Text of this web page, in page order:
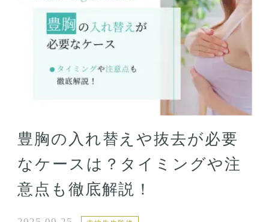
豊胸の入れ替えや抜去が必要
なケースは？タイミングや注
意点も徹底解説！